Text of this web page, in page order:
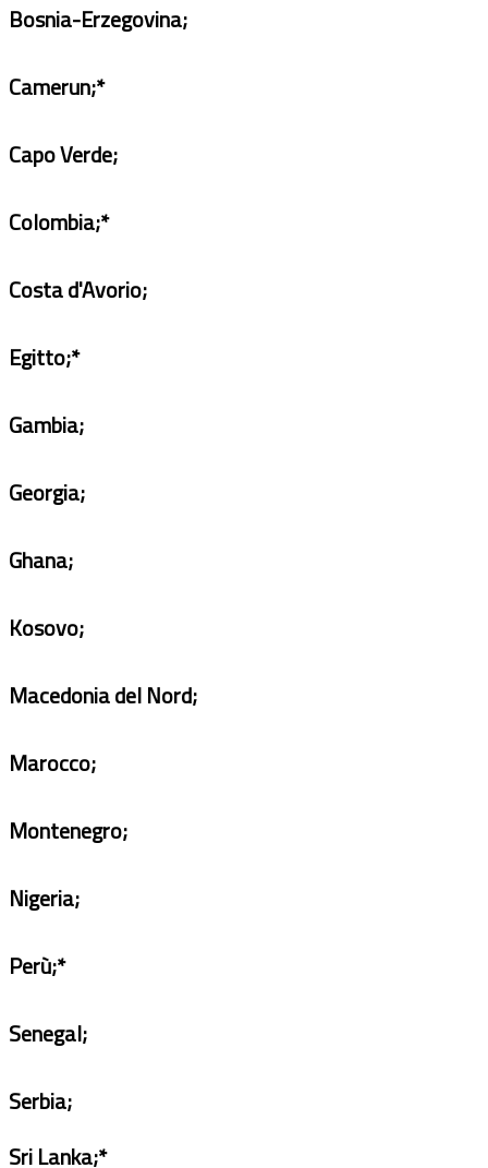
Bosnia-Erzegovina;
Camerun;*
Capo Verde;
Colombia;*
Costa d'Avorio;
Egitto;*
Gambia;
Georgia;
Ghana;
Kosovo;
Macedonia del Nord;
Marocco;
Montenegro;
Nigeria;
Perù;*
Senegal;
Serbia;
Sri Lanka;*